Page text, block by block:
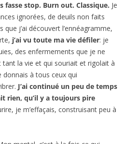
fasse stop. Burn out. Classique. Je
ignorées, de deuils non faits
j’ai découvert l’ennéagramme,
j’ai vu toute ma vie défiler: je
des enfermements que je ne
tant la vie et qui souriait et rigolait à
donnais à tous ceux qui
J’ai continué un peu de temps
rien, qu’il y a toujours pire
je m’effaçais, construisant peu à